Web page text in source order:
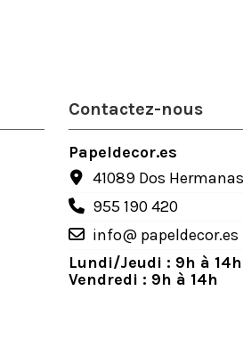
Contactez-nous
Papeldecor.es
41089 Dos Hermanas
955 190 420
info@ papeldecor.es
Lundi/Jeudi : 9h à
Vendredi : 9h à 14h